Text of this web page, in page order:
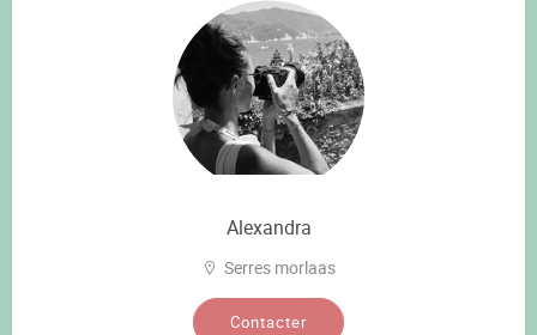
Alexandra
Serres morlaas
Contacter